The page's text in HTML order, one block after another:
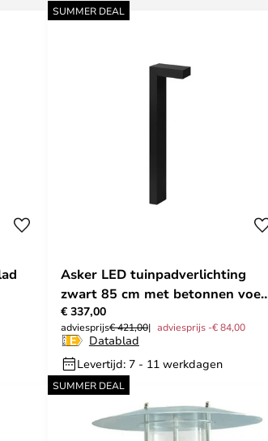
SUMMER DEAL
Asker LED tuinpadverlichting
zwart 85 cm met betonnen voet
- Norlys
€ 337,00
adviesprijs€ 421,00 adviesprijs -€ 84,00
Datablad
Levertijd: 7 - 11 werkdagen
SUMMER DEAL